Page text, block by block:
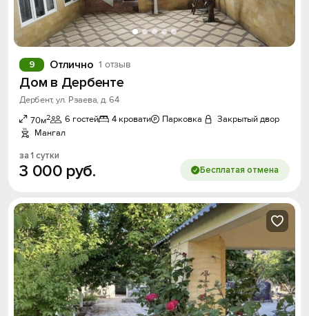
Отлично 1 отзыв
9
Дом в Дербенте
Дербент, ул. Рзаева, д. 64
70м2 6 гостей 4 кровати Парковка
Закрытый двор
Мангал
за 1 сутки
3 000 руб. Бесплатая отмена